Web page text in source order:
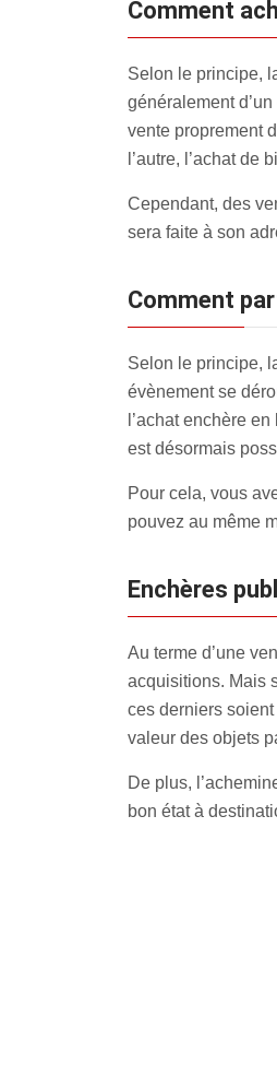
Comment
Selon le principe,
généralement
vente proprement
l’autre, l’achat de
Cependant, des
sera faite à son
Comment
Selon le principe,
évènement se
l’achat enchère
est désormais
Pour cela, vous
pouvez au même
Enchères
Au terme d’une
acquisitions. Mais
ces derniers
valeur des objets
De plus,
bon état à